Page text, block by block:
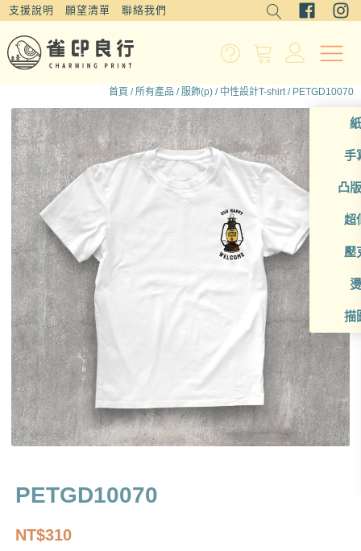
支援說明 願望清單 聯絡我們
手
凸
超
壓
描
首頁 /所有產品 /服飾(p) / 中性設計T-shirt/ PETGD10070
PETGD10070
NT$310